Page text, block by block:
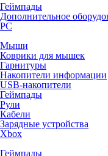
Геймпады
Дополнительное
PC
Мыши
Коврики для мышек
Гарнитуры
Накопители информации
USB-накопители
Геймпады
Рули
Кабели
Зарядные устройства
Xbox
Геймпады